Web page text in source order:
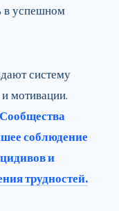
в успешном
систему
и мотивации.
Сообщества
соблюдение
и
трудностей.